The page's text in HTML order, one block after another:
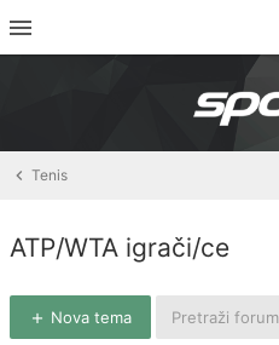
Tenis
ATP/WTA igrači/ce
Nova tema